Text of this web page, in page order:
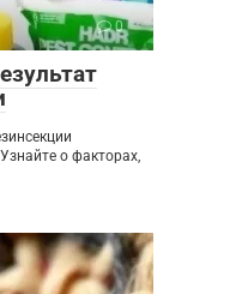
0
о факторах,